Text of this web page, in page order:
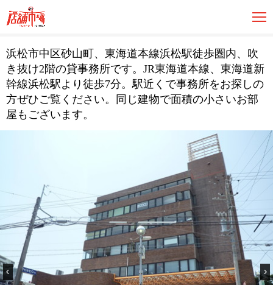
浜松市中区砂山町、東海道本線浜松駅徒歩圏内、吹
き抜け2階の貸事務所です。JR東海道本線、東海道新
幹線浜松駅より徒歩7分。駅近くで事務所をお探しの
方ぜひご覧ください。同じ建物で面積の小さいお部
屋もございます。